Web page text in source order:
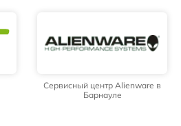
Сервисный центр Alienware в
Барнауле